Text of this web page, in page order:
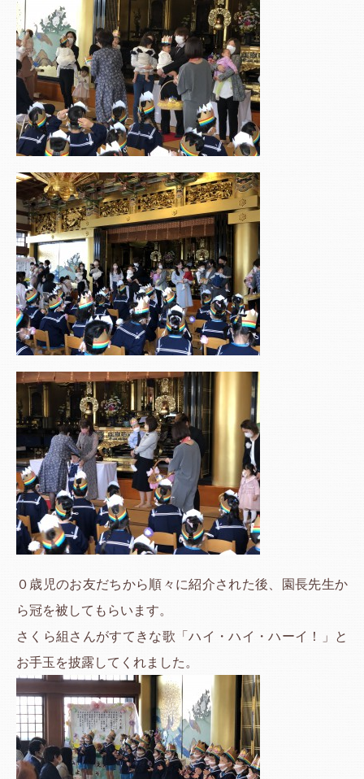
０歳児のお友だちから順々に紹介された後、園長先生か
ら冠を被してもらいます。
さくら組さんがすてきな歌「ハイ・ハイ・ハーイ！」と
お手玉を披露してくれました。